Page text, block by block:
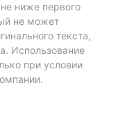
ниже первого
не может
текста,
Использование
при условии